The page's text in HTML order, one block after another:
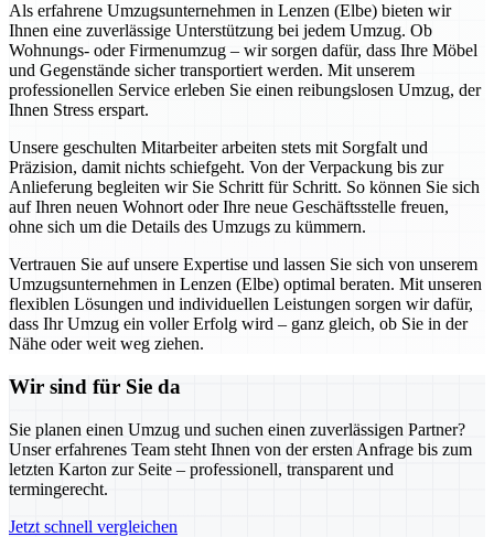
Als erfahrene Umzugsunternehmen in Lenzen (Elbe) bieten wir
Ihnen eine zuverlässige Unterstützung bei jedem Umzug. Ob
Wohnungs- oder Firmenumzug – wir sorgen dafür, dass Ihre Möbel
und Gegenstände sicher transportiert werden. Mit unserem
professionellen Service erleben Sie einen reibungslosen Umzug, der
Ihnen Stress erspart.
Unsere geschulten Mitarbeiter arbeiten stets mit Sorgfalt und
Präzision, damit nichts schiefgeht. Von der Verpackung bis zur
Anlieferung begleiten wir Sie Schritt für Schritt. So können Sie sich
auf Ihren neuen Wohnort oder Ihre neue Geschäftsstelle freuen,
ohne sich um die Details des Umzugs zu kümmern.
Vertrauen Sie auf unsere Expertise und lassen Sie sich von unserem
Umzugsunternehmen in Lenzen (Elbe) optimal beraten. Mit unseren
flexiblen Lösungen und individuellen Leistungen sorgen wir dafür,
dass Ihr Umzug ein voller Erfolg wird – ganz gleich, ob Sie in der
Nähe oder weit weg ziehen.
Wir sind für Sie da
Sie planen einen Umzug und suchen einen zuverlässigen Partner?
Unser erfahrenes Team steht Ihnen von der ersten Anfrage bis zum
letzten Karton zur Seite – professionell, transparent und
termingerecht.
Jetzt schnell vergleichen